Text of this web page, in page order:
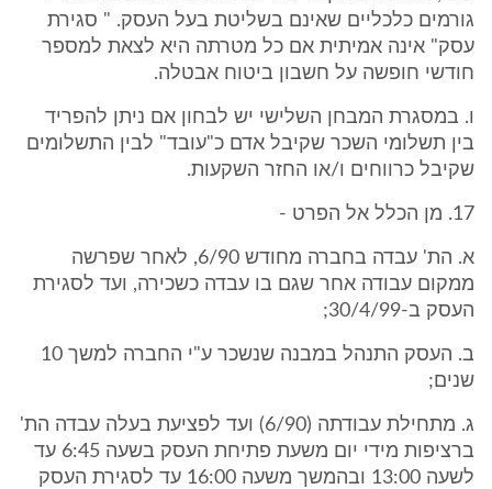
גורמים כלכליים שאינם בשליטת בעל העסק. " סגירת
עסק" אינה אמיתית אם כל מטרתה היא לצאת למספר
חודשי חופשה על חשבון ביטוח אבטלה.
ו. במסגרת המבחן השלישי יש לבחון אם ניתן להפריד
בין תשלומי השכר שקיבל אדם כ"עובד" לבין התשלומים
שקיבל כרווחים ו/או החזר השקעות.
17. מן הכלל אל הפרט -
א. הת' עבדה בחברה מחודש 6/90, לאחר שפרשה
ממקום עבודה אחר שגם בו עבדה כשכירה, ועד לסגירת
העסק ב-30/4/99;
ב. העסק התנהל במבנה שנשכר ע"י החברה למשך 10
שנים;
ג. מתחילת עבודתה (6/90) ועד לפציעת בעלה עבדה הת'
ברציפות מידי יום משעת פתיחת העסק בשעה 6:45 עד
לשעה 13:00 ובהמשך משעה 16:00 עד לסגירת העסק